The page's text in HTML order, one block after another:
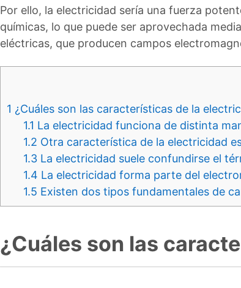
Por ello, la electricidad sería una fuerza
químicas, lo que puede ser aprovechada
eléctricas, que producen campos
1 ¿Cuáles son las características de la
1.1 La electricidad funciona de distinta
1.2 Otra característica de la electricidad
1.3 La electricidad suele confundirse el
1.4 La electricidad forma parte del
1.5 Existen dos tipos fundamentales de
¿Cuáles son las